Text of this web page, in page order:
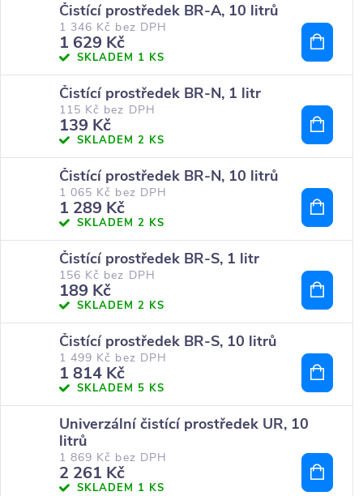
Čistící prostředek BR-A, 10 litrů
1 346 Kč bez DPH
1 629 Kč
SKLADEM 1 KS
Čistící prostředek BR-N, 1 litr
115 Kč bez DPH
139 Kč
SKLADEM 2 KS
Čistící prostředek BR-N, 10 litrů
1 065 Kč bez DPH
1 289 Kč
SKLADEM 2 KS
Čistící prostředek BR-S, 1 litr
156 Kč bez DPH
189 Kč
SKLADEM 2 KS
Čistící prostředek BR-S, 10 litrů
1 499 Kč bez DPH
1 814 Kč
SKLADEM 5 KS
Univerzální čistící prostředek UR, 10
litrů
1 869 Kč bez DPH
2 261 Kč
SKLADEM 1 KS